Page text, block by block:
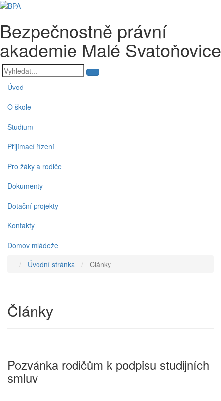
Bezpečnostně právní
akademie Malé Svatoňovice
Úvod
O škole
Studium
Přijímací řízení
Pro žáky a rodiče
Dokumenty
Dotační projekty
Kontakty
Domov mládeže
Úvodní stránka
Články
Články
Pozvánka rodičům k podpisu studijních
smluv